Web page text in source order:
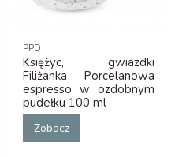
PPD
Księżyc, gwiazdki
Filiżanka Porcelanowa
espresso w ozdobnym
pudełku 100 ml
Zobacz